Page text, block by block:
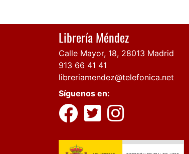
Librería Méndez
Calle Mayor, 18, 28013 Madrid
913 66 41 41
libreriamendez@telefonica.net
Síguenos en: